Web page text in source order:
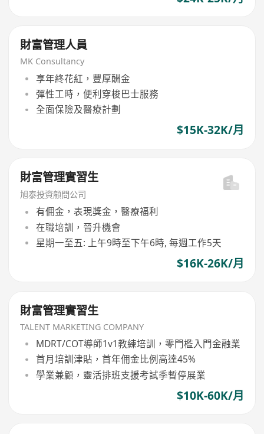
財富管理人員
MK Consultancy
享年終花紅，豐厚酬金
彈性工時，便利穿梭巴士服務
全面保險及醫療計劃
$15K-32K/月
財富管理實習生
旭泰投資顧問公司
有佣金，表現獎金，醫療福利
在職培訓，晉升機會
星期一至五: 上午9時至下午6時, 每週工作5天
$16K-26K/月
財富管理實習生
TALENT MARKETING COMPANY
MDRT/COT導師1v1教練培訓，零門檻入門金融業
首月培訓津貼，首年佣金比例高達45%
學業兼顧，靈活排班支援考試季暫停展業
$10K-60K/月